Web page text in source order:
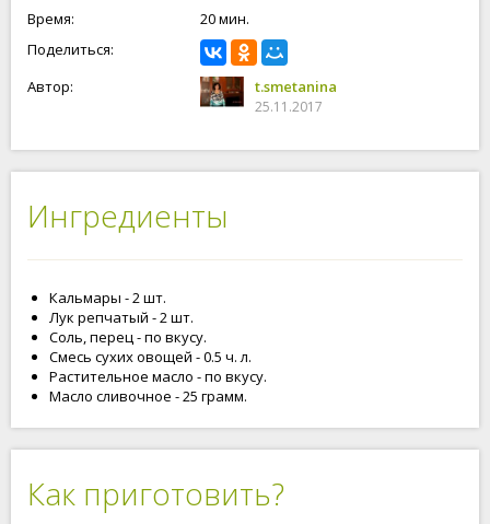
Время:
20 мин.
Поделиться:
Автор:
t.smetanina
25.11.2017
Ингредиенты
Кальмары - 2 шт.
Лук репчатый - 2 шт.
Соль, перец - по вкусу.
Смесь сухих овощей - 0.5 ч. л.
Растительное масло - по вкусу.
Масло сливочное - 25 грамм.
Как приготовить?